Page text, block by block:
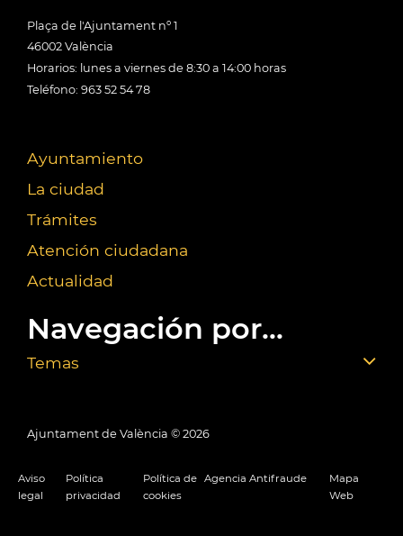
Plaça de l'Ajuntament nº 1
46002 València
Horarios: lunes a viernes de 8:30 a 14:00 horas
Teléfono: 963 52 54 78
Ayuntamiento
La ciudad
Trámites
Atención ciudadana
Actualidad
Navegación por...
Temas
Ajuntament de València © 2026
Aviso
legal
Política
privacidad
Política de
cookies
Agencia Antifraude
Mapa
Web